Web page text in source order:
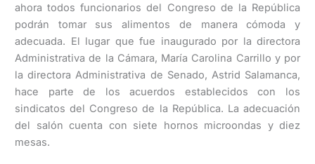
ahora todos funcionarios del Congreso de la República
podrán tomar sus alimentos de manera cómoda y
adecuada. El lugar que fue inaugurado por la directora
Administrativa de la Cámara, María Carolina Carrillo y por
la directora Administrativa de Senado, Astrid Salamanca,
hace parte de los acuerdos establecidos con los
sindicatos del Congreso de la República. La adecuación
del salón cuenta con siete hornos microondas y diez
mesas.